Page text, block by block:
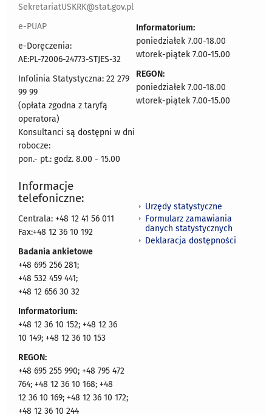
SekretariatUSKRK@stat.gov.pl
e-PUAP
e-Doręczenia:
AE:PL-72006-24773-STJES-32
Infolinia Statystyczna: 22 279
99 99
(opłata zgodna z taryfą
operatora)
Konsultanci są dostępni w dni
robocze:
pon.- pt.: godz. 8.00 - 15.00
Informatorium:
poniedziałek 7.00-18.00
wtorek-piątek 7.00-15.00
REGON:
poniedziałek 7.00-18.00
wtorek-piątek 7.00-15.00
Informacje
telefoniczne:
Centrala: +48 12 41 56 011
Fax:+48 12 36 10 192
Badania ankietowe
+48 695 256 281;
+48 532 459 441;
+48 12 656 30 32
Informatorium:
+48 12 36 10 152; +48 12 36
10 149; +48 12 36 10 153
REGON:
+48 695 255 990; +48 795 472
764; +48 12 36 10 168; +48
12 36 10 169; +48 12 36 10 172;
+48 12 36 10 244
Urzędy statystyczne
Formularz zamawiania
danych statystycznych
Deklaracja dostępności